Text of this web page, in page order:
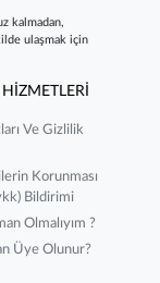
kalmadan,
ulaşmak için
Ve Gizlilik
Korunması
Bildirimi
Olmalıyım ?
Üye Olunur?